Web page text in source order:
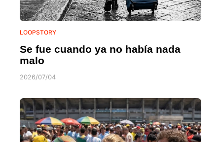
LOOPSTORY
Se fue cuando ya no había nada
malo
2026/07/04